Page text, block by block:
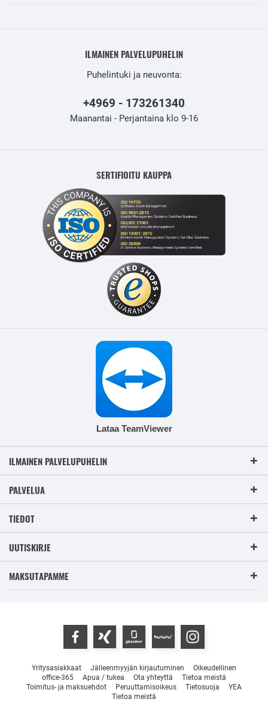
ILMAINEN PALVELUPUHELIN
Puhelintuki ja neuvonta:
+4969 - 173261340
Maanantai - Perjantaina klo 9-16
SERTIFIOITU KAUPPA
Lataa TeamViewer
ILMAINEN PALVELUPUHELIN
PALVELUA
TIEDOT
UUTISKIRJE
MAKSUTAPAMME
Yritysasiakkaat Jälleenmyyjän kirjautuminen
Oikeudellinen
office-365
Apua / tukea Ota yhteyttä
Tietoa meistä
Toimitus- ja maksuehdot
Peruuttamisoikeus Tietosuoja
YEA
Tietoa meistä